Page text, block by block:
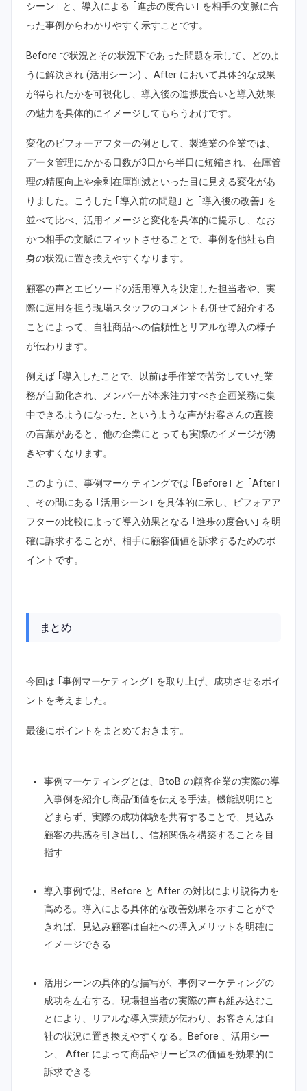
シーン｣ と、導入による ｢進歩の度合い｣ を相手の文脈に合
った事例からわかりやすく示すことです。
Before で状況とその状況下であった問題を示して、どのよ
うに解決され (活用シーン) 、After において具体的な成果
が得られたかを可視化し、導入後の進捗度合いと導入効果
の魅力を具体的にイメージしてもらうわけです。
変化のビフォーアフターの例として、製造業の企業では、
データ管理にかかる日数が3日から半日に短縮され、在庫管
理の精度向上や余剰在庫削減といった目に見える変化があ
りました。こうした ｢導入前の問題｣ と ｢導入後の改善｣ を
並べて比べ、活用イメージと変化を具体的に提示し、なお
かつ相手の文脈にフィットさせることで、事例を他社も自
身の状況に置き換えやすくなります。
顧客の声とエピソードの活用導入を決定した担当者や、実
際に運用を担う現場スタッフのコメントも併せて紹介する
ことによって、自社商品への信頼性とリアルな導入の様子
が伝わります。
例えば ｢導入したことで、以前は手作業で苦労していた業
務が自動化され、メンバーが本来注力すべき企画業務に集
中できるようになった｣ というような声がお客さんの直接
の言葉があると、他の企業にとっても実際のイメージが湧
きやすくなります。
このように、事例マーケティングでは ｢Before｣ と ｢After｣
、その間にある ｢活用シーン｣ を具体的に示し、ビフォアア
フターの比較によって導入効果となる ｢進歩の度合い｣ を明
確に訴求することが、相手に顧客価値を訴求するためのポ
イントです。
まとめ
今回は ｢事例マーケティング｣ を取り上げ、成功させるポイ
ントを考えました。
最後にポイントをまとめておきます。
事例マーケティングとは、BtoB の顧客企業の実際の導
入事例を紹介し商品価値を伝える手法。機能説明にと
どまらず、実際の成功体験を共有することで、見込み
顧客の共感を引き出し、信頼関係を構築することを目
指す
導入事例では、Before と After の対比により説得力を
高める。導入による具体的な改善効果を示すことがで
きれば、見込み顧客は自社への導入メリットを明確に
イメージできる
活用シーンの具体的な描写が、事例マーケティングの
成功を左右する。現場担当者の実際の声も組み込むこ
とにより、リアルな導入実績が伝わり、お客さんは自
社の状況に置き換えやすくなる。Before 、活用シー
ン、 After によって商品やサービスの価値を効果的に
訴求できる